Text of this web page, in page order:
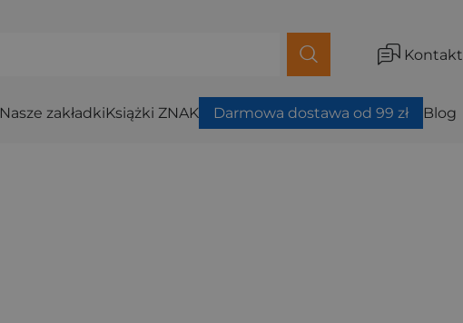
Kontakt
Nasze zakładkiKsiążki ZNAK Darmowa dostawa od 99 zł Blog